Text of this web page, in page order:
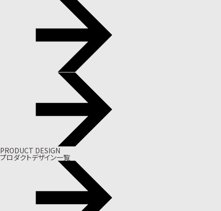
PRODUCT DESIGN
プロダクトデザイン一覧